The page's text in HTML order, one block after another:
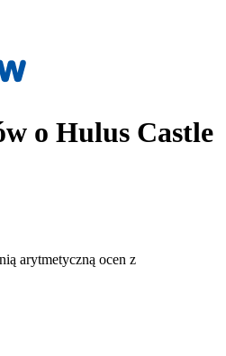
o Hulus Castle
arytmetyczną ocen z